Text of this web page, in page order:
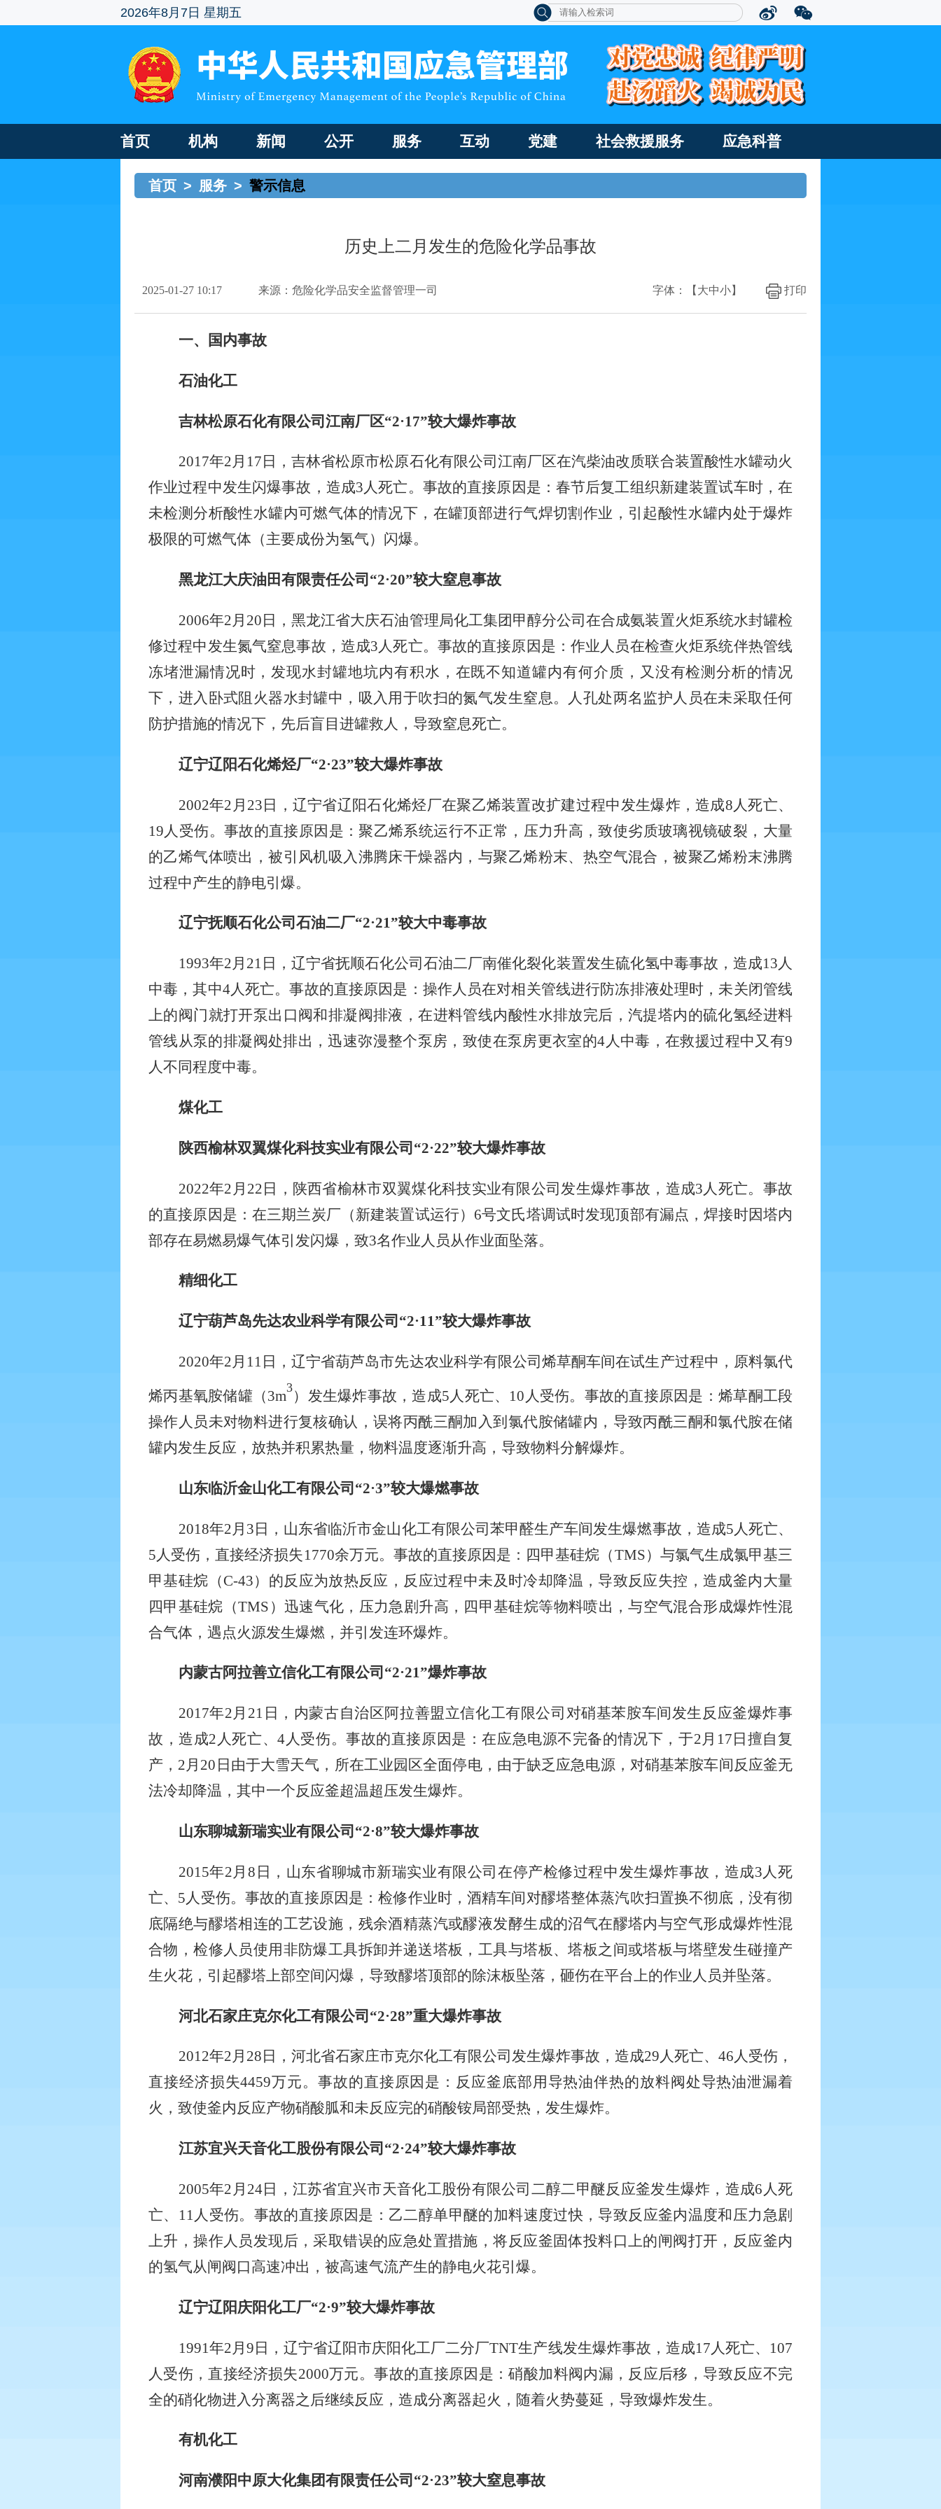
2026年8月7日 星期五
首页 机构 新闻 公开 服务 互动 党建 社会救援服务 应急科普
首页 > 服务 > 警示信息
历史上二月发生的危险化学品事故
2025-01-27 10:17 来源：危险化学品安全监督管理一司 打印
字体：【 大中小】
一、国内事故
石油化工
吉林松原石化有限公司江南厂区“2·17”较大爆炸事故
2017年2月 17 日，吉林省松原市松原石化有限公司江南厂区在汽柴油改质联合装置酸性水罐动火
作业过程中发生闪爆事故，造成3人死亡。事故的直接原因是：春节后复工组织新建装置试车时，在
未检测分析酸性水罐内可燃气体的情况下，在罐顶部进行气焊切割作业，引起酸性水罐内处于爆炸
极限的可燃气体（主要成份为氢气）闪爆。
黑龙江大庆油田有限责任公司 “2·20”较大窒息事故
2006年2月 20 日，黑龙江省大庆石油管理局化工集团甲醇分公司在合成氨装置火炬系统水封罐检
修过程中发生氮气窒息事故，造成3人死亡。事故的直接原因是：作业人员在检查火炬系统伴热管线
冻堵泄漏情况时，发现水封罐地坑内有积水，在既不知道罐内有何介质，又没有检测分析的情况
下，进入卧式阻火器水封罐中，吸入用于吹扫的氮气发生窒息。人孔处两名监护人员在未采取任何
防护措施的情况下，先后盲目进罐救人，导致窒息死亡。
辽宁辽阳石化烯烃厂“2·23”较大爆炸事故
2002年2 月 23 日，辽宁省辽阳石化烯烃厂在聚乙烯装置改扩建过程中发生爆炸，造成8 人死亡、
19 人受伤。事故的直接原因是：聚乙烯系统运行不正常，压力升高，致使劣质玻璃视镜破裂，大量
的乙烯气体喷出，被引风机吸入沸腾床干燥器内，与聚乙烯粉末、热空气混合，被聚乙烯粉末沸腾
过程中产生的静电引爆。
辽宁抚顺石化公司石油二厂“2·21”较大中毒事故
1993年2月 21 日，辽宁省抚顺石化公司石油二厂南催化裂化装置发生硫化氢中毒事故，造成13人
中毒，其中4人死亡。事故的直接原因是：操作人员在对相关管线进行防冻排液处理时，未关闭管线
上的阀门就打开泵出口阀和排凝阀排液，在进料管线内酸性水排放完后，汽提塔内的硫化氢经进料
管线从泵的排凝阀处排出，迅速弥漫整个泵房，致使在泵房更衣室的4人中毒，在救援过程中又有9
人不同程度中毒。
煤化工
陕西榆林双翼煤化科技实业有限公司 “2·22”较大爆炸事故
2022年2 月 22 日，陕西省榆林市双翼煤化科技实业有限公司发生爆炸事故，造成3 人死亡。事故
的直接原因是：在三期兰炭厂（新建装置试运行） 6号文氏塔调试时发现顶部有漏点，焊接时因塔内
部存在易燃易爆气体引发闪爆，致3名作业人员从作业面坠落。
精细化工
辽宁葫芦岛先达农业科学有限公司 “2·11”较大爆炸事故
2020年2月 11 日，辽宁省葫芦岛市先达农业科学有限公司烯草酮车间在试生产过程中，原料氯代
烯丙基氧胺储罐（3m3） 发生爆炸事故，造成5人死亡、 10 人受伤。事故的直接原因是：烯草酮工段
操作人员未对物料进行复核确认，误将丙酰三酮加入到氯代胺储罐内，导致丙酰三酮和氯代胺在储
罐内发生反应，放热并积累热量，物料温度逐渐升高，导致物料分解爆炸。
山东临沂金山化工有限公司 “2·3”较大爆燃事故
2018年2 月 3 日，山东省临沂市金山化工有限公司苯甲醛生产车间发生爆燃事故，造成5 人死亡、
5 人受伤，直接经济损失1770余万元。事故的直接原因是：四甲基硅烷（TMS）与氯气生成氯甲基三
甲基硅烷（C-43）的反应为放热反应，反应过程中未及时冷却降温，导致反应失控，造成釜内大量
四甲基硅烷（TMS ）迅速气化，压力急剧升高，四甲基硅烷等物料喷出，与空气混合形成爆炸性混
合气体，遇点火源发生爆燃，并引发连环爆炸。
内蒙古阿拉善立信化工有限公司 “2·21”爆炸事故
2017年2月 21 日，内蒙古自治区阿拉善盟立信化工有限公司对硝基苯胺车间发生反应釜爆炸事
故，造成2 人死亡、4人受伤。事故的直接原因是：在应急电源不完备的情况下，于2月 17 日擅自复
产， 2月 20 日由于大雪天气，所在工业园区全面停电，由于缺乏应急电源，对硝基苯胺车间反应釜无
法冷却降温，其中一个反应釜超温超压发生爆炸。
山东聊城新瑞实业有限公司 “2·8”较大爆炸事故
2015年2 月 8 日，山东省聊城市新瑞实业有限公司在停产检修过程中发生爆炸事故，造成3 人死
亡、 5 人受伤。事故的直接原因是：检修作业时，酒精车间对醪塔整体蒸汽吹扫置换不彻底，没有彻
底隔绝与醪塔相连的工艺设施，残余酒精蒸汽或醪液发酵生成的沼气在醪塔内与空气形成爆炸性混
合物，检修人员使用非防爆工具拆卸并递送塔板，工具与塔板、塔板之间或塔板与塔壁发生碰撞产
生火花，引起醪塔上部空间闪爆，导致醪塔顶部的除沫板坠落，砸伤在平台上的作业人员并坠落。
河北石家庄克尔化工有限公司 “2·28”重大爆炸事故
2012年2月 28 日，河北省石家庄市克尔化工有限公司发生爆炸事故，造成29人死亡、 46人受伤，
直接经济损失4459万元。事故的直接原因是：反应釜底部用导热油伴热的放料阀处导热油泄漏着
火，致使釜内反应产物硝酸胍和未反应完的硝酸铵局部受热，发生爆炸。
江苏宜兴天音化工股份有限公司 “2·24”较大爆炸事故
2005年2 月 24日，江苏省宜兴市天音化工股份有限公司二醇二甲醚反应釜发生爆炸，造成6 人死
亡、 11人受伤。事故的直接原因是：乙二醇单甲醚的加料速度过快，导致反应釜内温度和压力急剧
上升，操作人员发现后，采取错误的应急处置措施，将反应釜固体投料口上的闸阀打开，反应釜内
的氢气从闸阀口高速冲出，被高速气流产生的静电火花引爆。
辽宁辽阳庆阳化工厂“2·9”较大爆炸事故
1991年2 月 9 日，辽宁省辽阳市庆阳化工厂二分厂TNT生产线发生爆炸事故，造成17 人死亡、 107
人受伤，直接经济损失2000万元。事故的直接原因是：硝酸加料阀内漏，反应后移，导致反应不完
全的硝化物进入分离器之后继续反应，造成分离器起火，随着火势蔓延，导致爆炸发生。
有机化工
河南濮阳中原大化集团有限责任公司 “2·23”较大窒息事故